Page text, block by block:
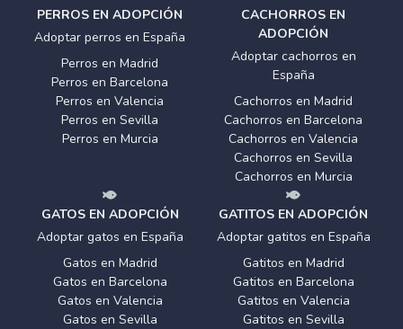
PERROS EN ADOPCIÓN
Adoptar perros en España
Perros en Madrid
Perros en Barcelona
Perros en Valencia
Perros en Sevilla
Perros en Murcia
CACHORROS EN
ADOPCIÓN
Adoptar cachorros en
España
Cachorros en Madrid
Cachorros en Barcelona
Cachorros en Valencia
Cachorros en Sevilla
Cachorros en Murcia
GATOS EN ADOPCIÓN
Adoptar gatos en España
Gatos en Madrid
Gatos en Barcelona
Gatos en Valencia
Gatos en Sevilla
GATITOS EN ADOPCIÓN
Adoptar gatitos en España
Gatitos en Madrid
Gatitos en Barcelona
Gatitos en Valencia
Gatitos en Sevilla